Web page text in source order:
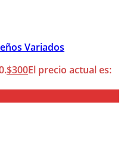
Variados
$300El precio actual es: